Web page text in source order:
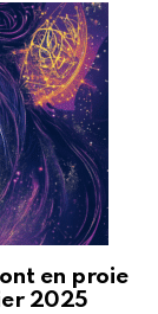
en proie
2025